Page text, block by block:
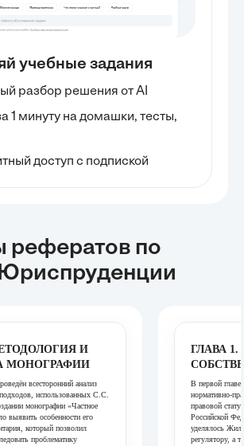
учебные задания
разбор решения от AI
1 минуту на домашки, тесты,
доступ с подпиской
рефератов по
И
МОНОГРАФИИ
всесторонний анализ
использованных С.С.
монографии «Частное
выявить особенности его
который позволил
проблематику
ГЛАВА
В первой главе
нормативно-
правовой
Российской
уделялось
регулятору, а